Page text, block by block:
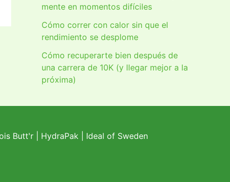
mente en momentos difíciles
Cómo correr con calor sin que el
rendimiento se desplome
Cómo recuperarte bien después de
una carrera de 10K (y llegar mejor a la
próxima)
Butt'r| HydraPak| Ideal of Sweden